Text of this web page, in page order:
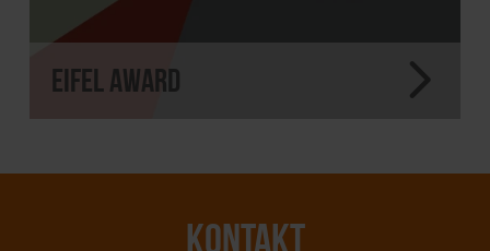
EIFEL Award
KONTAKT